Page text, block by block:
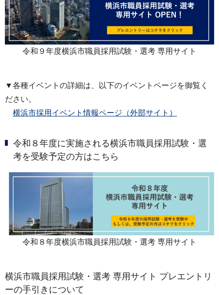
令和９年度横浜市職員採用試験・選考 専用サイト
▼各種イベントの詳細は、以下のイベントページを御覧く
ださい。
横浜市採用イベント情報ページ（外部サイト）
令和８年度に実施される横浜市職員採用試験・選
考を受験予定の方はこちら
令和８年度横浜市職員採用試験・選考 専用サイト
横浜市職員採用試験・選考 専用サイト プレエントリ
ーの手引きについて